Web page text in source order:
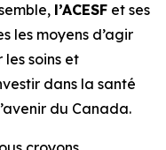
l’ACESF et ses
les moyens d’agir
soins et
dans la santé
du Canada.